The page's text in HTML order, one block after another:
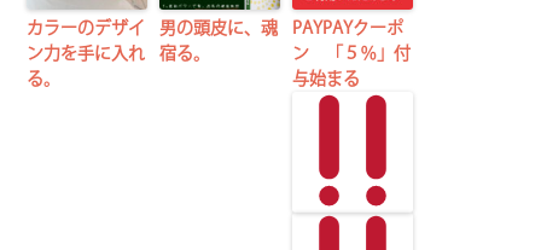
カラーのデザイ
ン力を手に入れ
る。
男の頭皮に、魂
宿る。
PAYPAYクーポ
ン 「５％」付
与始まる